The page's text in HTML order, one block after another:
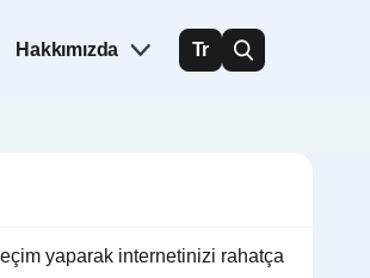
Hakkımızda Tr
yaparak internetinizi rahatça